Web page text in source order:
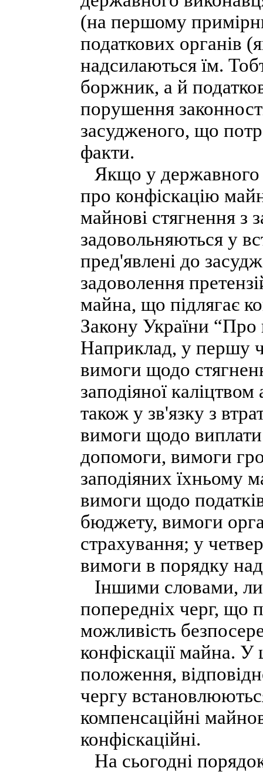
(на першому
податкових органів
надсилаються їм.
боржник, а й
порушення
засудженого, що
факти.
Якщо у державного
про конфіскацію
майнові стягнення з
задовольняються у
пред'явлені до
задоволення
майна, що підлягає
Закону України
Наприклад, у першу
вимоги щодо
заподіяної
також у зв'язку з
вимоги щодо
допомоги, вимоги
заподіяних їхньому
вимоги щодо
бюджету, вимоги
страхування; у
вимоги в порядку
Іншими словами,
попередніх черг, що
можливість
конфіскації майна. У
положення,
чергу
компенсаційні
конфіскаційні.
На сьогодні